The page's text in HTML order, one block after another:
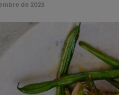
de 2023